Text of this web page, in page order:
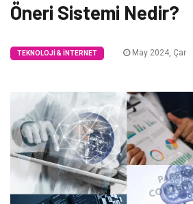
Öneri Sistemi Nedir?
TEKNOLOJI & İNTERNET May 2024, Çar